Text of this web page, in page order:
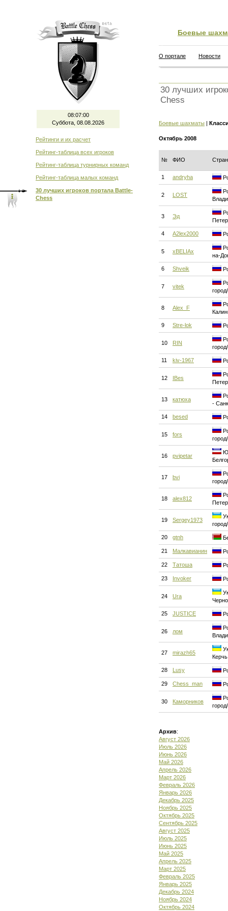
08:07:00
Суббота, 08.08.2026
Рейтинги и их расчет
Рейтинг-таблица всех игроков
Рейтинг-таблица турнирных команд
Рейтинг-таблица малых команд
30 лучших игроков портала Battle-
Chess
Боевые
О портале Новости
30 лучших
Chess
Боевые шахматы |
Октябрь 2008
№ ФИО
1 andryha
2 LOST
3 Эд
4 A2lex2000
5 xBELIAx
на-
6 Shveik
7 vitek
8 Alex_F
9 Stre-lok
10 RIN
11 kiv-1967
12 IBes
13 катюха
-
14 besed
15 fors
16 pvipetar
17 bvi
18 alex812
19 Sergey1973
20 gtnh
21 Малкавианин
22 Татоша
23 Invoker
24 Ura
25 JUSTICE
26 лом
27 mirazh65
Керчь
28 Lusy
29 Chess_man
30 Каморников
Архив:
Август 2026
Июль 2026
Июнь 2026
Май 2026
Апрель 2026
Март 2026
Февраль 2026
Январь 2026
Декабрь 2025
Ноябрь 2025
Октябрь 2025
Сентябрь 2025
Август 2025
Июль 2025
Июнь 2025
Май 2025
Апрель 2025
Март 2025
Февраль 2025
Январь 2025
Декабрь 2024
Ноябрь 2024
Октябрь 2024